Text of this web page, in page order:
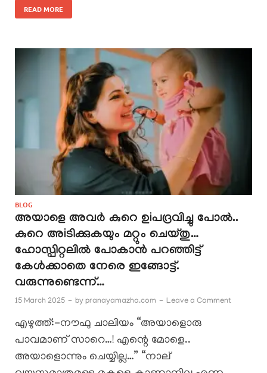
READ MORE
BLOG
അയാളെ അവർ കുറെ ഉiപദ്രവിച്ചു പോൽ..
കുറെ അiടിക്കുകയും മറ്റും ചെയ്തു…
ഹോസ്പിറ്റലിൽ പോകാൻ പറഞ്ഞിട്ട്
കേൾക്കാതെ നേരെ ഇങ്ങോട്ട്.
വരുന്നുണ്ടെന്ന്…
15 March 2025 - by pranayamazha.com - Leave a Comment
എഴുത്ത്:-നൗഫു ചാലിയം “അയാളൊരു
പാവമാണ് സാറെ…! എന്റെ മോളെ..
അയാളൊന്നും ചെയ്യില്ല…” “നാല്